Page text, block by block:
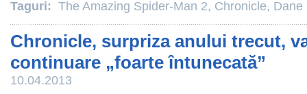
Taguri: The Amazing Spider-Man 2, Chronicle, Dane
Chronicle, surpriza anului trecut,
continuare „foarte întunecată”
10.04.2013